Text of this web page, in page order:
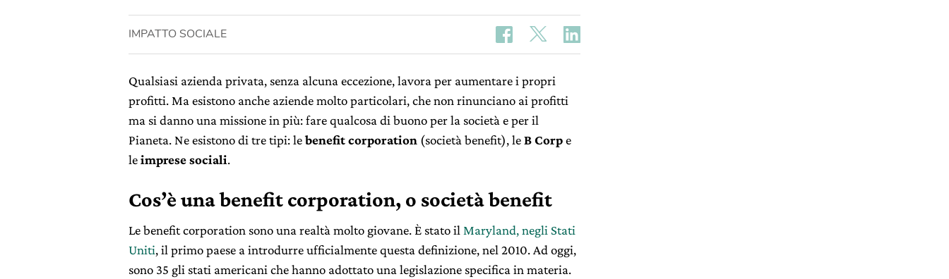
IMPATTO SOCIALE
Qualsiasi azienda privata, senza alcuna eccezione, lavora per aumentare i propri
profitti. Ma esistono anche aziende molto particolari, che non rinunciano ai profitti
ma si danno una missione in più: fare qualcosa di buono per la società e per il
Pianeta. Ne esistono di tre tipi: lebenefit corporation (società benefit), leB Corpe
leimprese sociali.
Cos’è una benefit corporation, o società benefit
Le benefit corporation sono una realtà molto giovane. È stato il Maryland, negli Stati
Uniti, il primo paese a introdurre ufficialmente questa definizione, nel 2010. Ad oggi,
sono 35 gli stati americani che hanno adottato una legislazione specifica in materia.